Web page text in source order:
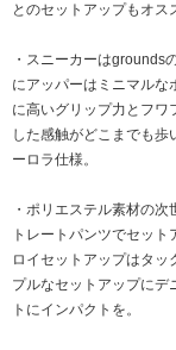
とのセットアップもオス
・スニーカーはgrounds
にアッパーはミニマルな
に高いグリップ力とフワ
した感触がどこまでも
ーロラ仕様。
・ポリエステル素材の
トレートパンツでセッ
ロイセットアップはタ
プルなセットアップにデ
トにインパクトを。